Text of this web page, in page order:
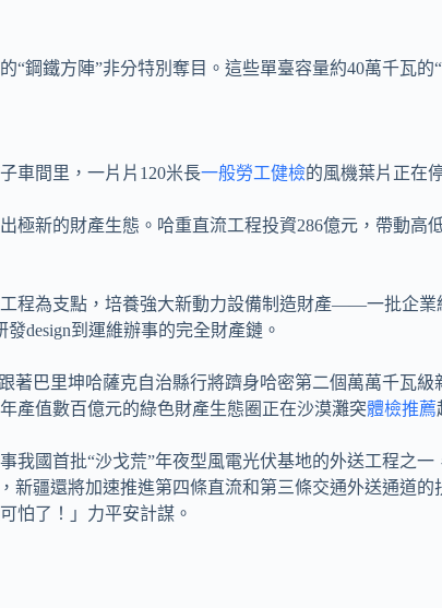
“鋼鐵方陣”非分特別奪目。這些單臺容量約40萬千瓦
車間里，一片片120米長一般勞工健檢的風機葉片正在
極新的財產生態。哈重直流工程投資286億元，帶動
程為支點，培養強大新動力設備制造財產——一批企
design到運維辦事的完全財產鏈。
著巴里坤哈薩克自治縣行將躋身哈密第二個萬萬千瓦
產值數百億元的綠色財產生態圈正在沙漠灘突體檢推薦
我國首批“沙戈荒”年夜型風電光伏基地的外送工程之
新疆還將加速推進第四條直流和第三條交通外送通道
怕了！」力平安計謀。